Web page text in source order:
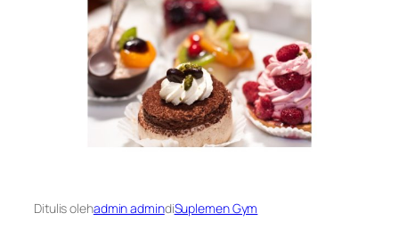
Ditulis olehadmin admindiSuplemen Gym